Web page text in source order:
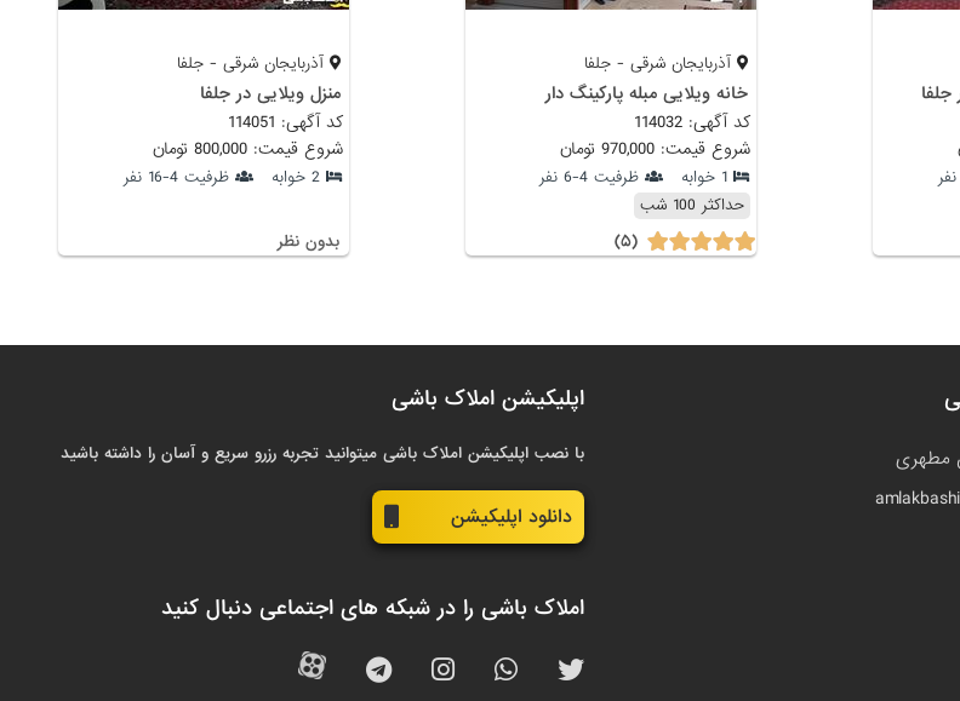
جلفا
آذربایجان شرقی - جلفا
خانه ویلایی مبله پارکینگ دار
کد آگهی: 114032
شروع قیمت: 970,000 تومان
1 خوابه
ظرفیت 4-6 نفر
حداکثر 100 شب
(۵)
آذربایجان شرقی - جلفا
منزل ویلایی در جلفا
کد آگهی: 114051
شروع قیمت: 800,000 تومان
2 خوابه ظرفیت 4-16 نفر
بدون نظر
مطهری
اپلیکیشن املاک باشی
با نصب اپلیکیشن املاک باشی میتوانید تجربه رزرو سریع و آسان را داشته باشید
دانلود اپلیکیشن
املاک باشی را در شبکه های اجتماعی دنبال کنید